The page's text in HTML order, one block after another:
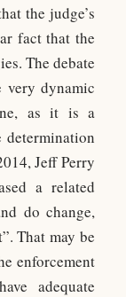
the judge’s
fact that the
The debate
very dynamic
as it is a
Jeff Perry
a related
do change,
That may be
enforcement
adequate